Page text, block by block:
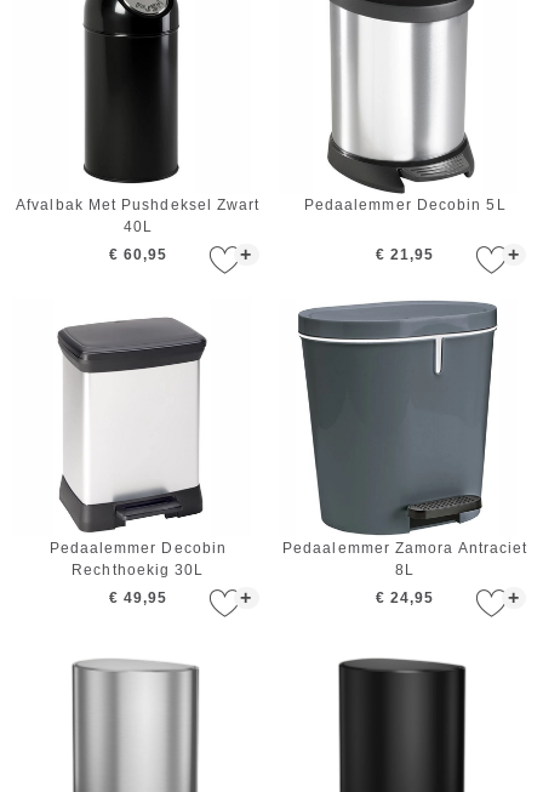
+
Afvalbak Met Pushdeksel Zwart
40L
€ 60,95
+
Pedaalemmer Decobin 5L
€ 21,95
+
Pedaalemmer Decobin
Rechthoekig 30L
€ 49,95
+
Pedaalemmer Zamora Antraciet
8L
€ 24,95